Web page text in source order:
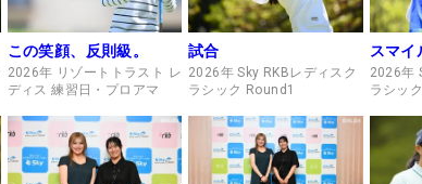
この笑顔、反則級。
2026年 リゾートトラスト レ
ディス 練習日・プロアマ
試合
2026年 Sky RKBレディスク
ラシック Round1
スマイ
2026年
ラシッ